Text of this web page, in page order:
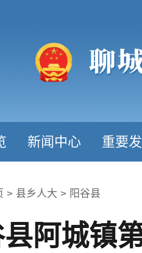
新闻中心 重要
> 县乡人大 > 阳谷县
县阿城镇